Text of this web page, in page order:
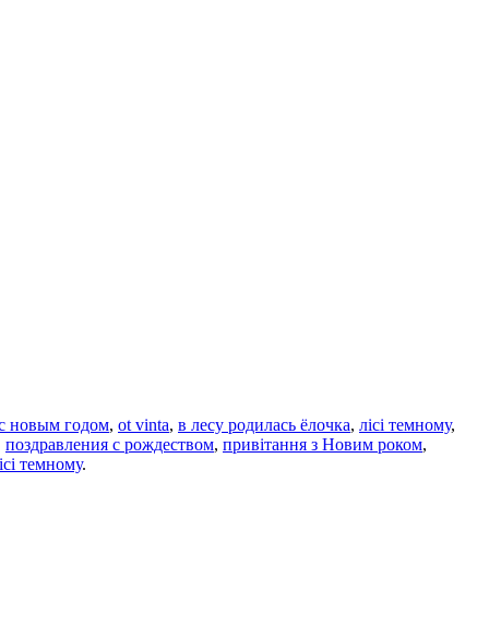
новым годом, ot vinta, в лесу родилась ёлочка, лісі темному,
поздравления с рождеством, привітання з Новим роком,
темному.